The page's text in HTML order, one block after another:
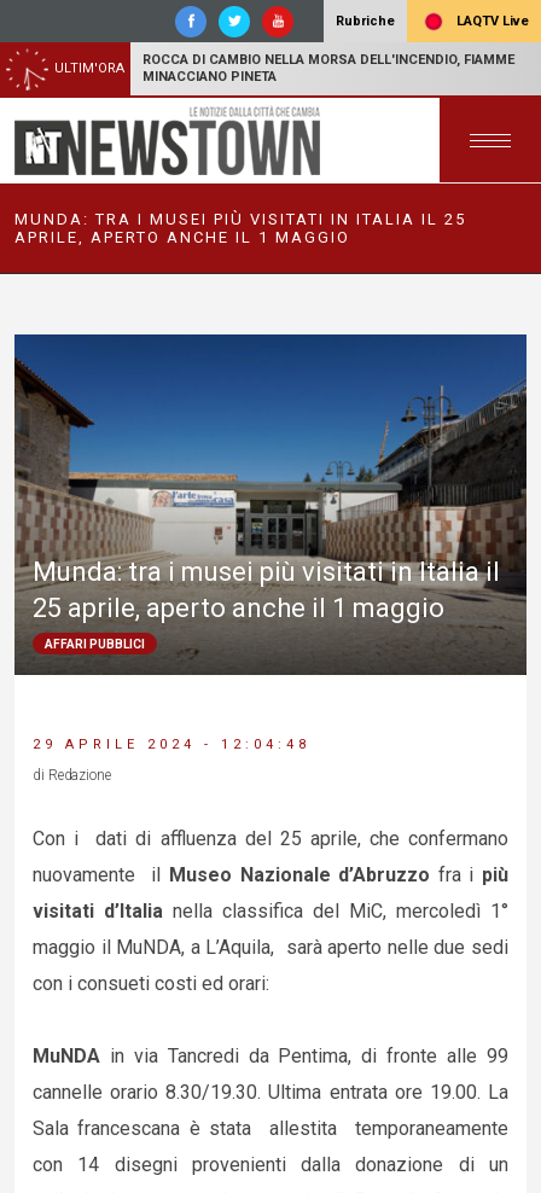
Rubriche LAQTV Live
ULTIM'ORA
ROCCA DI CAMBIO NELLA MORSA DELL'INCENDIO, FIAMME
MINACCIANO PINETA
MUNDA: TRA I MUSEI PIÙ VISITATI IN ITALIA IL 25
APRILE, APERTO ANCHE IL 1 MAGGIO
Munda: tra i musei più visitati in Italia il
25 aprile, aperto anche il 1 maggio
AFFARI PUBBLICI
29 APRILE 2024 - 12:04:48
di Redazione
Con i dati di affluenza del 25 aprile, che confermano
nuovamente il Museo Nazionale d’Abruzzo fra i più
visitati d’Italia nella classifica del MiC, mercoledì 1°
maggio il MuNDA, a L’Aquila, sarà aperto nelle due sedi
con i consueti costi ed orari:
MuNDA in via Tancredi da Pentima, di fronte alle 99
cannelle orario 8.30/19.30. Ultima entrata ore 19.00. La
Sala francescana è stata allestita temporaneamente
con 14 disegni provenienti dalla donazione di un